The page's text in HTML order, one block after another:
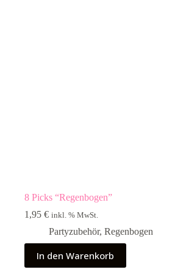
8 Picks “Regenbogen”
1,95 € inkl. % MwSt.
Partyzubehör, Regenbogen
In den Warenkorb